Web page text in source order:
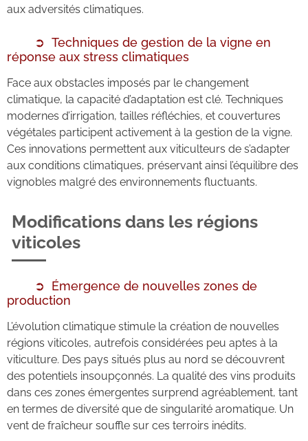
aux adversités climatiques.
Techniques de gestion de la vigne en
réponse aux stress climatiques
Face aux obstacles imposés par le changement
climatique, la capacité d’adaptation est clé. Techniques
modernes d’irrigation, tailles réfléchies, et couvertures
végétales participent activement à la gestion de la vigne.
Ces innovations permettent aux viticulteurs de s’adapter
aux conditions climatiques, préservant ainsi l’équilibre des
vignobles malgré des environnements fluctuants.
Modifications dans les régions
viticoles
Émergence de nouvelles zones de
production
L’évolution climatique stimule la création de nouvelles
régions viticoles, autrefois considérées peu aptes à la
viticulture. Des pays situés plus au nord se découvrent
des potentiels insoupçonnés. La qualité des vins produits
dans ces zones émergentes surprend agréablement, tant
en termes de diversité que de singularité aromatique. Un
vent de fraîcheur souffle sur ces terroirs inédits.